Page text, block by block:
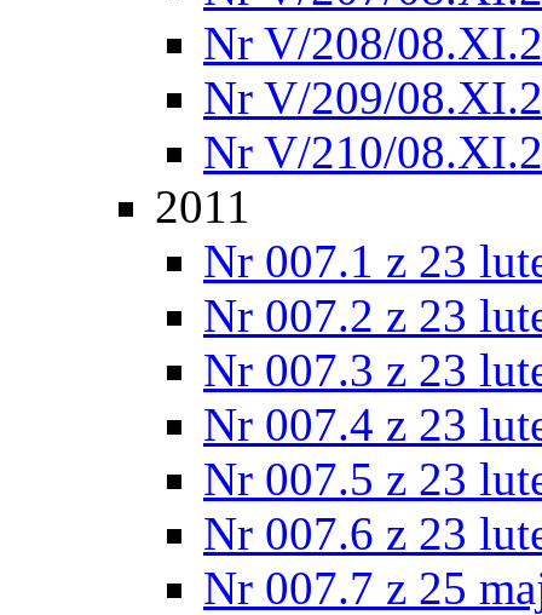
Nr V/208/
Nr V/209/
Nr V/210/
2011
Nr 007.1 z 23
Nr 007.2 z 23
Nr 007.3 z 23
Nr 007.4 z 23
Nr 007.5 z 23
Nr 007.6 z 23
Nr 007.7 z 25